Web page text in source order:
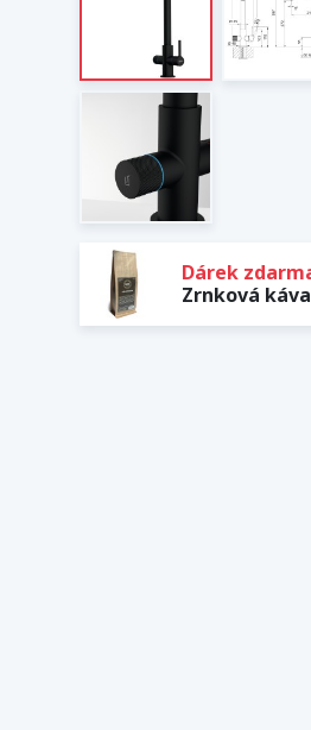
Dárek
Zrnková